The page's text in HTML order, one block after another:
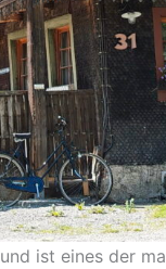
ist eines der